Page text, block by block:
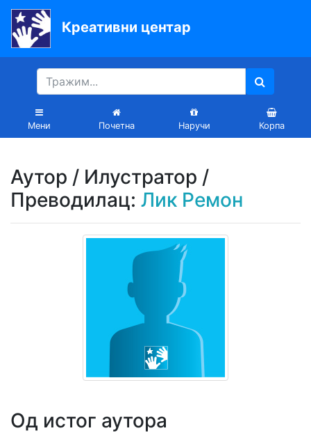
Креативни центар
Мени Почетна Наручи Корпа
Почетна
Књиге
Уџбеници
вртиће
Лектира
Акције
Аутор / Илустратор /
Преводилац: Лик Ремон
Од истог аутора